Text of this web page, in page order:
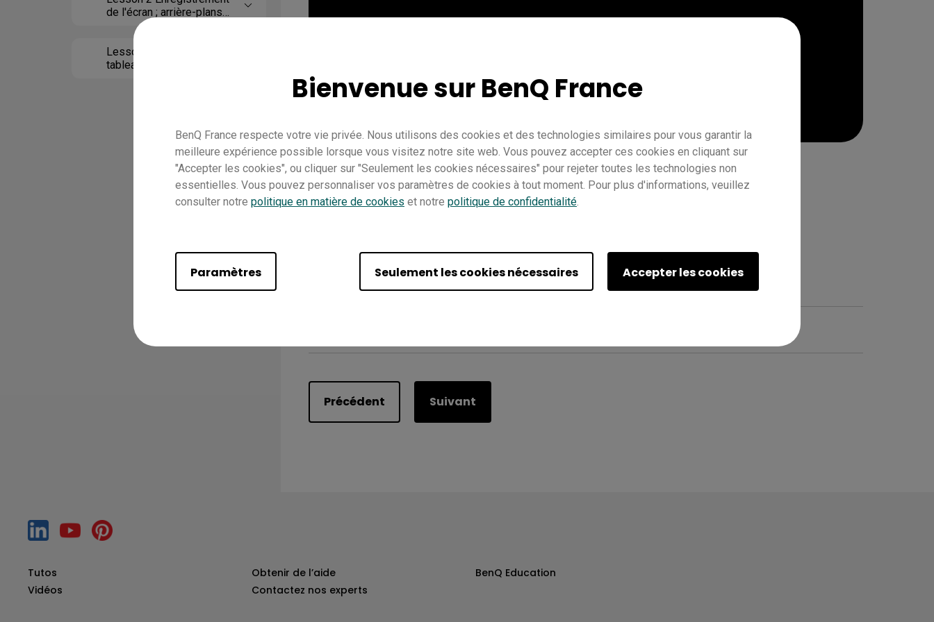
Bienvenue sur BenQ France
BenQ France respecte votre vie privée. Nous utilisons des cookies et des technologies similaires pour vous garantir la
meilleure expérience possible lorsque vous visitez notre site web. Vous pouvez accepter ces cookies en cliquant sur
"Accepter les cookies", ou cliquer sur "Seulement les cookies nécessaires" pour rejeter toutes les technologies non
essentielles. Vous pouvez personnaliser vos paramètres de cookies à tout moment. Pour plus d'informations, veuillez
consulter notre politique en matière de cookies et notre politique de confidentialité.
Paramètres Seulement les cookies nécessaires Accepter les cookies
de l'écran ; arrière-plans
et modèles ;
reconnaissance de
l'écriture manuscrite
Lesson 3 Utiliser le
tableau blanc en nuage
Enseignement EZWrite 5 Pro RP02 Master RM02
Précédent Suivant
Tutos
Vidéos
Obtenir de l’aide
Contactez nos experts
BenQ Education